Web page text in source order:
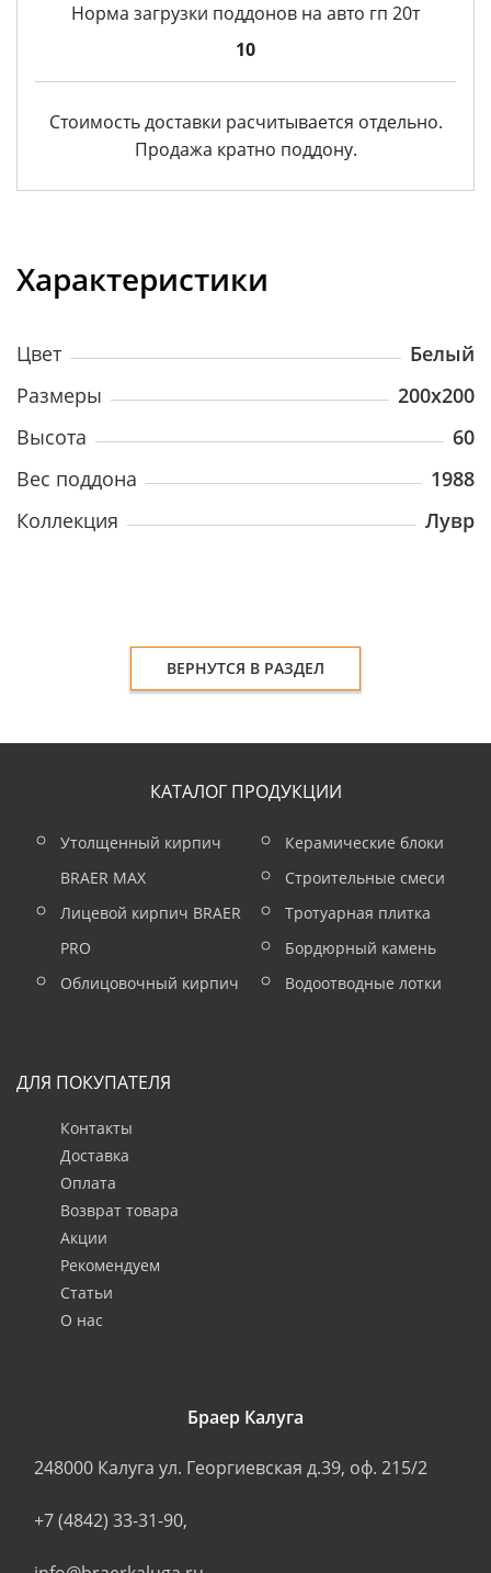
Норма загрузки поддонов на авто гп 20т
10
Стоимость доставки расчитывается отдельно.
Продажа кратно поддону.
Характеристики
Цвет
Белый
Размеры
200х200
Высота
60
Вес поддона
1988
Коллекция
Лувр
ВЕРНУТСЯ В РАЗДЕЛ
КАТАЛОГ ПРОДУКЦИИ
Утолщенный кирпич
BRAER MAX
Лицевой кирпич BRAER
PRO
Облицовочный кирпич
Керамические блоки
Строительные смеси
Тротуарная плитка
Бордюрный камень
Водоотводные лотки
ДЛЯ ПОКУПАТЕЛЯ
Контакты
Доставка
Оплата
Возврат товара
Акции
Рекомендуем
Статьи
О нас
Браер Калуга
248000 Калуга ул. Георгиевская д.39, оф. 215/2
+7 (4842) 33-31-90,